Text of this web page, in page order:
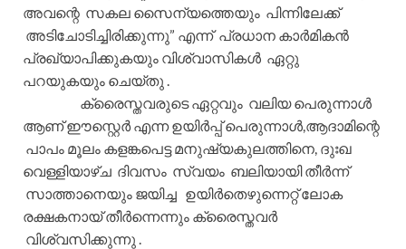
അവന്റെ സകല സൈന്യത്തെയും പിന്നിലേക്ക്‌
അടിചോടിച്ചിരിക്കുന്നു” എന്ന് പ്രധാന കാർമികൻ
പ്രഖ്യാപിക്കുകയും വിശ്വാസികൾ ഏറ്റു
പറയുകയും ചെയ്തു .
ക്രൈസ്തവരുടെ ഏറ്റവും വലിയ പെരുന്നാൾ
ആണ് ഈസ്റ്റെർ എന്ന ഉയിർപ്പ് പെരുന്നാൾ,ആദാമിന്റെ
പാപം മൂലം കളങ്കപെട്ട മനുഷ്യകുലത്തിനെ, ദുഃഖ
വെള്ളിയാഴ്ച ദിവസം സ്വയം ബലിയായി തീർന്ന്
സാത്താനെയും ജയിച്ച ഉയിർതെഴുന്നെറ്റ് ലോക
രക്ഷകനായ് തീർന്നെന്നും ക്രൈസ്തവർ
വിശ്വസിക്കുന്നു .